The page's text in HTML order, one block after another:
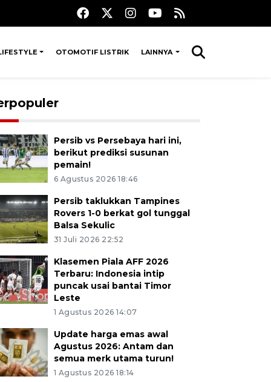
OTOMOTIF LISTRIK LAINNYA
Persib vs Persebaya hari ini,
berikut prediksi susunan
pemain!
6 Agustus 2026 18:46
Persib taklukkan Tampines
Rovers 1-0 berkat gol tunggal
Balsa Sekulic
31 Juli 2026 22:52
Klasemen Piala AFF 2026
Terbaru: Indonesia intip
puncak usai bantai Timor
Leste
1 Agustus 2026 14:07
Update harga emas awal
Agustus 2026: Antam dan
semua merk utama turun!
1 Agustus 2026 18:14